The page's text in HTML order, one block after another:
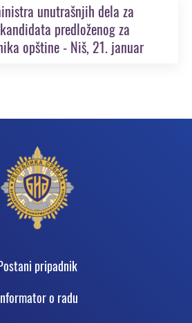
unutrašnjih dela za
predloženog za
opštine - Niš, 21. januar
pripadnik
o radu